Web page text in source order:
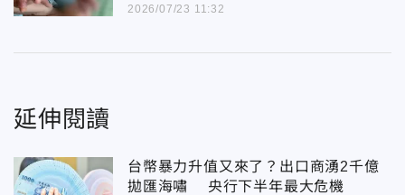
2026/07/23 11:32
延伸閱讀
台幣暴力升值又來了？出口商湧2千億
拋匯海嘯 央行下半年最大危機